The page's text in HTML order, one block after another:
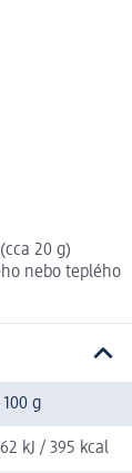
20 g)
nebo teplého
g
kJ / 395 kcal